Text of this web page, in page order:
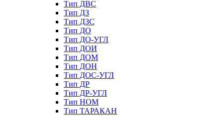
Тип ДВС
Тип ДЗ
Тип ДЗС
Тип ДО
Тип ДО-УГЛ
Тип ДОИ
Тип ДОМ
Тип ДОН
Тип ДОС-УГЛ
Тип ДР
Тип ДР-УГЛ
Тип НОМ
Тип ТАРАКАН